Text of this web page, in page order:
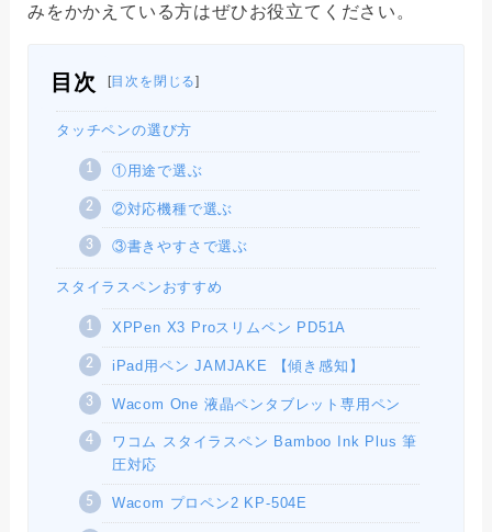
みをかかえている方はぜひお役立てください。
目次 目次を閉じる
タッチペンの選び方
①用途で選ぶ
②対応機種で選ぶ
③書きやすさで選ぶ
スタイラスペンおすすめ
XPPen X3 Proスリムペン PD51A
iPad用ペン JAMJAKE 【傾き感知】
Wacom One 液晶ペンタブレット専用ペン
ワコム スタイラスペン Bamboo Ink Plus 筆
圧対応
Wacom プロペン2 KP-504E